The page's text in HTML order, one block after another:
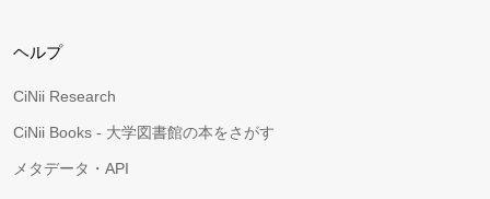
ヘルプ
CiNii Research
CiNii Books - 大学図書館の本をさがす
メタデータ・API